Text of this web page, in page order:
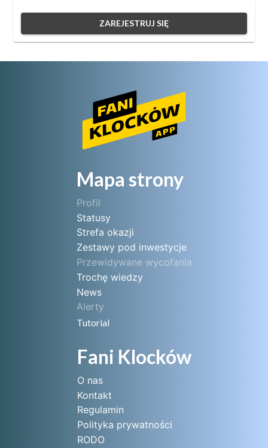
ZAREJESTRUJ SIĘ
Mapa strony
Profil
Statusy
Strefa okazji
Zestawy pod inwestycje
Przewidywane wycofania
Trochę wiedzy
News
Alerty
Tutorial
Fani Klocków
O nas
Kontakt
Regulamin
Polityka prywatności
RODO